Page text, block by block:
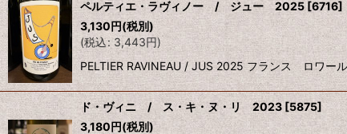
ペルティエ・ラヴィノー / ジュー 2025 [6716]
3,130円(税別)
(税込: 3,443円)
PELTIER RAVINEAU / JUS 2025 フランス ロワー
ド・ヴィニ / ス・キ・ヌ・リ 2023 [5875]
3,180円(税別)